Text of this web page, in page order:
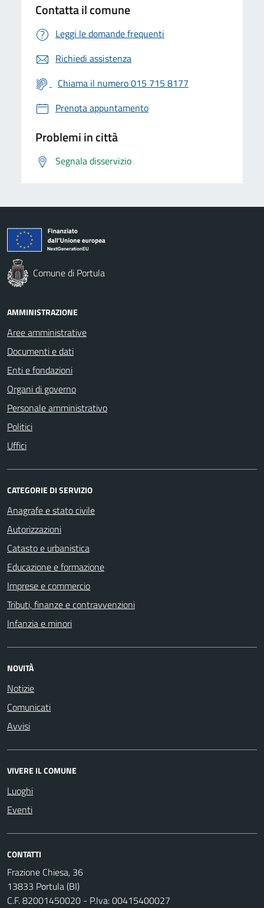
Contatta il comune
Leggi le domande frequenti
Richiedi assistenza
Chiama il numero 015 715 8177
Prenota appuntamento
Problemi in città
Segnala disservizio
Comune di Portula
AMMINISTRAZIONE
Aree amministrative
Documenti e dati
Enti e fondazioni
Organi di governo
Personale amministrativo
Politici
Uffici
CATEGORIE DI SERVIZIO
Anagrafe e stato civile
Autorizzazioni
Catasto e urbanistica
Educazione e formazione
Imprese e commercio
Tributi, finanze e contravvenzioni
Infanzia e minori
NOVITÀ
Notizie
Comunicati
Avvisi
VIVERE IL COMUNE
Luoghi
Eventi
CONTATTI
Frazione Chiesa, 36
13833 Portula (BI)
C.F. 82001450020 - P.Iva: 00415400027